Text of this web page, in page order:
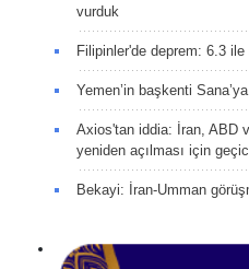
vurduk
Filipinler'de deprem: 6.3 ile
Yemen’in başkenti Sana’ya
Axios'tan iddia: İran, ABD
yeniden açılması için
Bekayi: İran-Umman